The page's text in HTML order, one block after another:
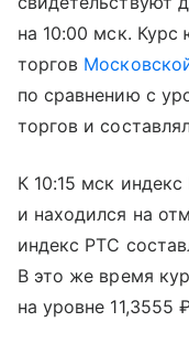
на 10:00 мск.
торгов
по сравнению с
торгов и
К 10:15 мск
и находился на
индекс РТС
В это же время
на уровне 11,3555